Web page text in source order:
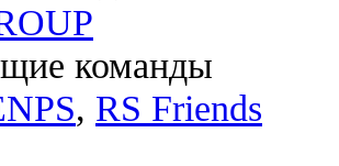
команды
, RS Friends